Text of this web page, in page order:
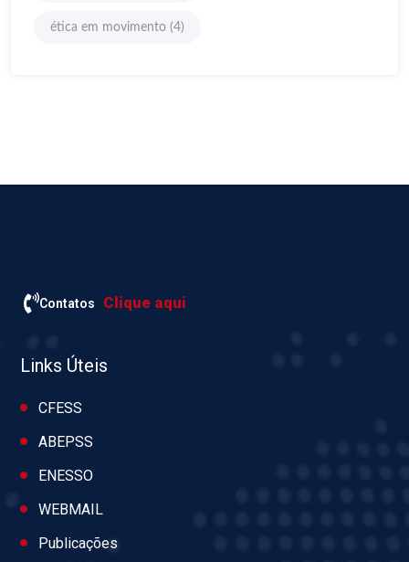
ética em movimento (4)
Contatos Clique aqui
Links Úteis
CFESS
ABEPSS
ENESSO
WEBMAIL
Publicações